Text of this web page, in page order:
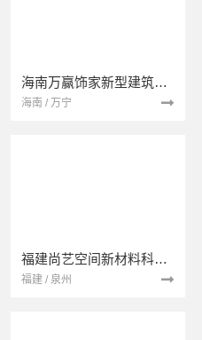
海南万赢饰家新型建筑材料有限公司
海南 / 万宁
福建尚艺空间新材料科技有限公司
福建 / 泉州